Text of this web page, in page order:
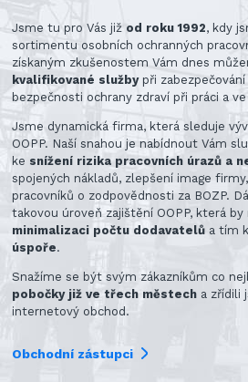
Jsme tu pro Vás již od roku 1992, kdy
sortimentu osobních ochranných
získaným zkušenostem Vám dnes
kvalifikované službypři
bezpečnosti ochrany zdraví při práci a
Jsme dynamická firma, která sleduje
OOPP. Naší snahou je nabídnout Vám
ke snížení rizika pracovních úrazů a
spojených nákladů, zlepšení image
pracovníků o zodpovědnosti za BOZP.
takovou úroveň zajištění OOPP, která
minimalizaci počtu dodavatelů a tím
úspoře.
Snažíme se být svým zákazníkům co
pobočky již ve třech městech a zřídili
internetový obchod.
Obchodní zástupci